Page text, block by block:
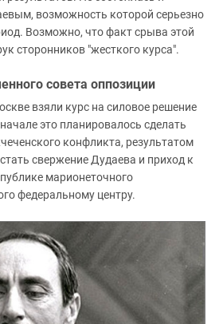
возможность которой серьезно
Возможно, что факт срыва этой
сторонников "жесткого курса".
совета оппозиции
взяли курс на силовое решение
это планировалось сделать
конфликта, результатом
свержение Дудаева и приход к
марионеточного
федеральному центру.